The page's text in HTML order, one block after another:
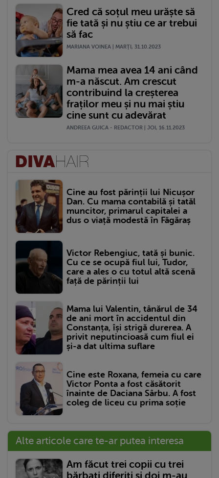
Cred că soțul meu urăște să
fie tată și nu știu ce ar trebui
să fac
MARIANA VOINEA | MARŢI, 31.10.2023
Mama mea avea 14 ani când
m-a născut. Am crescut
contribuind la creșterea
fraților meu și nu mai știu
cine sunt cu adevărat
ANDREEA GUICA - REDACTOR | JOI, 16.11.2023
Cine au fost părinții lui Nicușor
Dan. Cu mama contabilă și tatăl
muncitor, primarul capitalei a
dus o viață modestă în Făgăraș
Victor Rebengiuc, tată și bunic.
Cu ce se ocupă fiul lui, Tudor,
care a ales o cu totul altă scenă
față de părinții lui
Mama lui Valentin, tânărul de 34
de ani mort în accidentul din
Constanța, își strigă durerea. A
privit neputincioasă cum fiul ei
și-a dat ultima suflare
Cine este Roxana, femeia cu care
Victor Ponta a fost căsătorit
înainte de Daciana Sârbu. A fost
coleg de liceu cu prima soție
Alte articole care te-ar putea interesa
Am făcut trei copii cu trei
bărbați diferiți și doi m-au